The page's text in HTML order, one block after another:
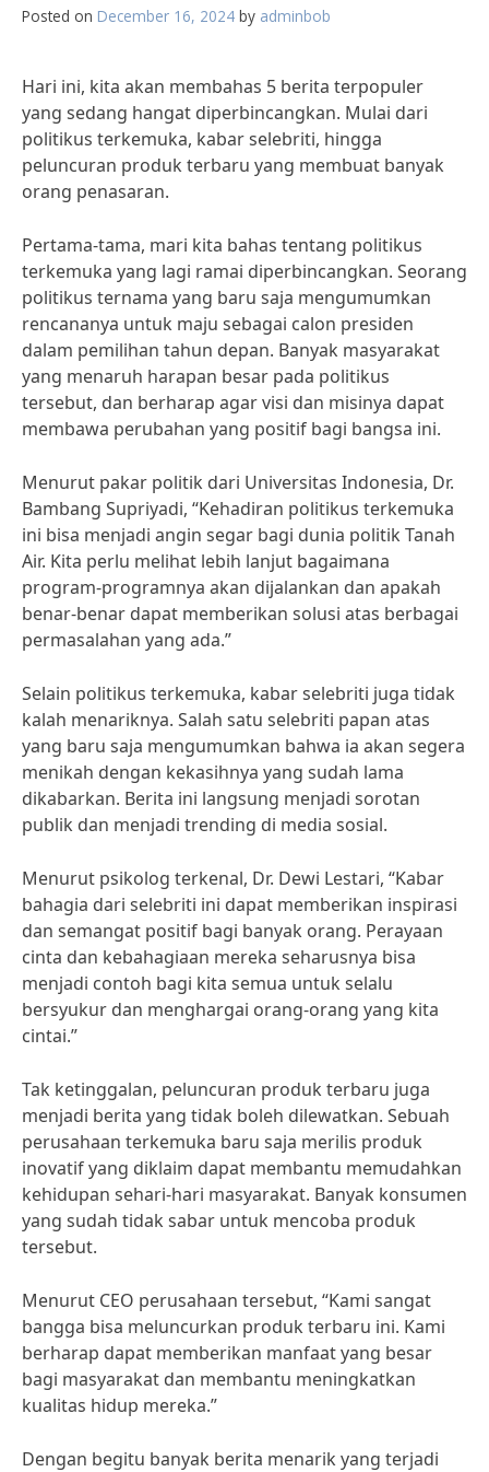
Posted on December 16, 2024 by adminbob
Hari ini, kita akan membahas 5 berita terpopuler
yang sedang hangat diperbincangkan. Mulai dari
politikus terkemuka, kabar selebriti, hingga
peluncuran produk terbaru yang membuat banyak
orang penasaran.
Pertama-tama, mari kita bahas tentang politikus
terkemuka yang lagi ramai diperbincangkan. Seorang
politikus ternama yang baru saja mengumumkan
rencananya untuk maju sebagai calon presiden
dalam pemilihan tahun depan. Banyak masyarakat
yang menaruh harapan besar pada politikus
tersebut, dan berharap agar visi dan misinya dapat
membawa perubahan yang positif bagi bangsa ini.
Menurut pakar politik dari Universitas Indonesia, Dr.
Bambang Supriyadi, “Kehadiran politikus terkemuka
ini bisa menjadi angin segar bagi dunia politik Tanah
Air. Kita perlu melihat lebih lanjut bagaimana
program-programnya akan dijalankan dan apakah
benar-benar dapat memberikan solusi atas berbagai
permasalahan yang ada.”
Selain politikus terkemuka, kabar selebriti juga tidak
kalah menariknya. Salah satu selebriti papan atas
yang baru saja mengumumkan bahwa ia akan segera
menikah dengan kekasihnya yang sudah lama
dikabarkan. Berita ini langsung menjadi sorotan
publik dan menjadi trending di media sosial.
Menurut psikolog terkenal, Dr. Dewi Lestari, “Kabar
bahagia dari selebriti ini dapat memberikan inspirasi
dan semangat positif bagi banyak orang. Perayaan
cinta dan kebahagiaan mereka seharusnya bisa
menjadi contoh bagi kita semua untuk selalu
bersyukur dan menghargai orang-orang yang kita
cintai.”
Tak ketinggalan, peluncuran produk terbaru juga
menjadi berita yang tidak boleh dilewatkan. Sebuah
perusahaan terkemuka baru saja merilis produk
inovatif yang diklaim dapat membantu memudahkan
kehidupan sehari-hari masyarakat. Banyak konsumen
yang sudah tidak sabar untuk mencoba produk
tersebut.
Menurut CEO perusahaan tersebut, “Kami sangat
bangga bisa meluncurkan produk terbaru ini. Kami
berharap dapat memberikan manfaat yang besar
bagi masyarakat dan membantu meningkatkan
kualitas hidup mereka.”
Dengan begitu banyak berita menarik yang terjadi